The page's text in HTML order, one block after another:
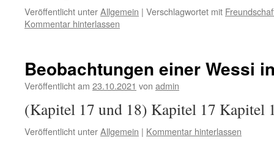
Veröffentlicht unterAllgemein | Verschlagwortet mit
Kommentar hinterlassen
Beobachtungen einer Wessi
Veröffentlicht am 23.10.2021 von admin
(Kapitel 17 und 18) Kapitel 17 Kapitel
Veröffentlicht unterAllgemein | Kommentar hinterlassen